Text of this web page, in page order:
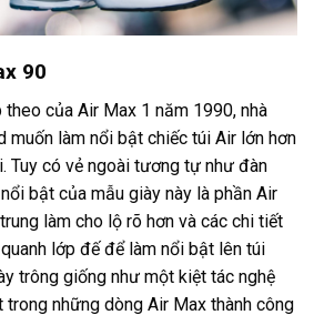
90
của Air Max 1 năm 1990, nhà
muốn làm nổi bật chiếc túi Air lớn hơn
Tuy có vẻ ngoài tương tự như đàn
bật của mẫu giày này là phần Air
làm cho lộ rõ hơn và các chi tiết
lớp đế để làm nổi bật lên túi
trông giống như một kiệt tác nghệ
những dòng Air Max thành công